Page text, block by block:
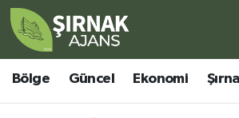
Bölge Güncel Ekonomi
Bölge
Güncel
Şırnak Nöbetçi Eczaneler
Şırnak Hava Durumu